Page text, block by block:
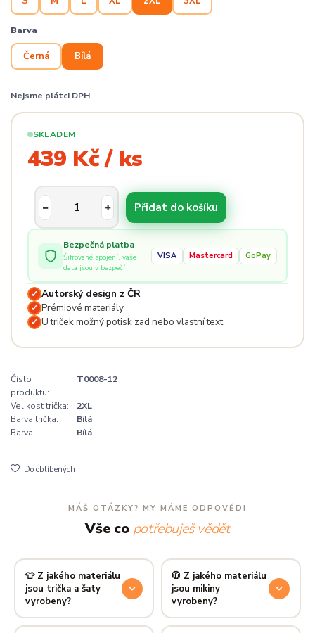
Barva
Černá Bílá
Nejsme plátci DPH
SKLADEM
439 Kč / ks
Přidat do košíku
Bezpečná platba
Šifrované spojení, vaše
data jsou v bezpečí
VISA Mastercard GoPay
✓ Autorský design z ČR
✓ Prémiové materiály
✓ U triček možný potisk zad nebo vlastní text
Číslo
produktu:
T0008-12
Velikost trička:
2XL
Barva trička:
Bílá
Barva:
Bílá
Do oblíbených
MÁŠ OTÁZKY? MY MÁME ODPOVĚDI
Vše co potřebuješ vědět
👕 Z jakého materiálu
jsou trička a šaty
vyrobeny?
Používáme prémiovou 100%
🧥 Z jakého materiálu
jsou mikiny
vyrobeny?
Mikiny šijeme ze směsi80 %